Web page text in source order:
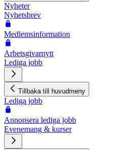
Nyheter
Nyhetsbrev
Medlemsinformation
Arbetsgivarnytt
Lediga jobb
Tillbaka till huvudmeny
Lediga jobb
Annonsera lediga jobb
Evenemang & kurser